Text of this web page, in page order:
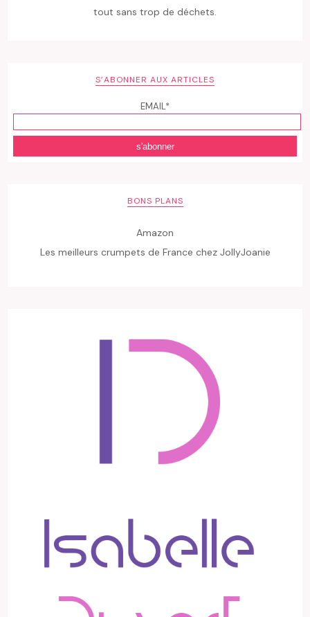
tout sans trop de déchets.
S’ABONNER AUX ARTICLES
EMAIL*
BONS PLANS
Amazon
Les meilleurs crumpets de France chez JollyJoanie